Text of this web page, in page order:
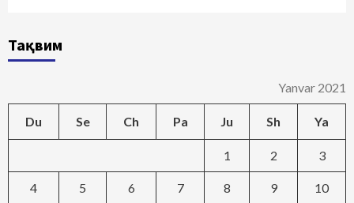
Тақвим
Yanvar 2021
Du Se Ch Pa Ju Sh Ya
1 2 3
4 5 6 7 8 9 10